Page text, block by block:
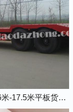
塔河县7.6米-17.5米平板货车出租